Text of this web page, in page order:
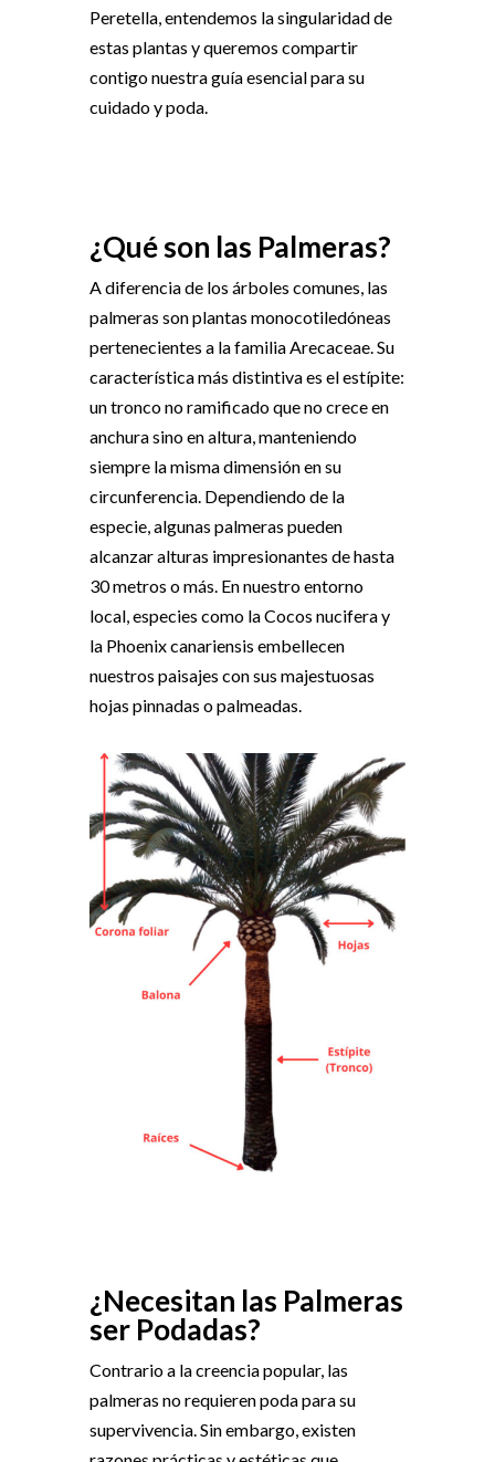
Peretella, entendemos la singularidad de
estas plantas y queremos compartir
contigo nuestra guía esencial para su
cuidado y poda.
¿Qué son las Palmeras?
A diferencia de los árboles comunes, las
palmeras son plantas monocotiledóneas
pertenecientes a la familia Arecaceae. Su
característica más distintiva es el estípite:
un tronco no ramificado que no crece en
anchura sino en altura, manteniendo
siempre la misma dimensión en su
circunferencia. Dependiendo de la
especie, algunas palmeras pueden
alcanzar alturas impresionantes de hasta
30 metros o más. En nuestro entorno
local, especies como la Cocos nucifera y
la Phoenix canariensis embellecen
nuestros paisajes con sus majestuosas
hojas pinnadas o palmeadas.
¿Necesitan las Palmeras
ser Podadas?
Contrario a la creencia popular, las
palmeras no requieren poda para su
supervivencia. Sin embargo, existen